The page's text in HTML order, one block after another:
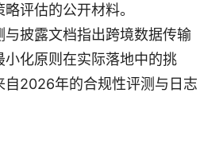
评估的公开材料。
与披露文档指出跨境数据传输
小化原则在实际落地中的挑
自2026年的合规性评测与日志